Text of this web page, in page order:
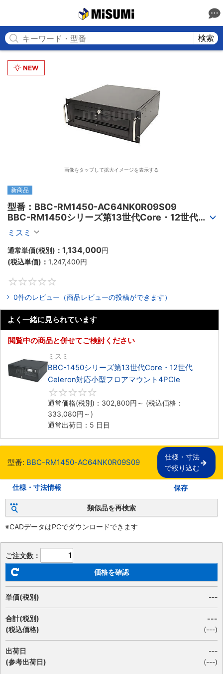
検索
画像をタップして拡大イメージを表示する
新商品
型番：BBC-RM1450-AC64NK0R09S09
BBC-RM1450シリーズ第13世代Core・12世代
Celeron対応ラックマウント4PCIe
ミスミ
通常単価(税別)： 1,134,000円
(税込単価)： 1,247,400円
0件のレビュー（商品レビューの投稿ができます）
よく一緒に見られています
閲覧中の商品と併せてご検討ください
ミスミ
BBC-1450シリーズ第13世代Core・12世代
Celeron対応小型フロアマウント4PCIe
通常価格(税別)： 302,800円 ～ (税込価格：
333,080円 ～)
通常出荷日：5 日目
型番: BBC-RM1450-AC64NK0R09S09
仕様・寸法
で絞り込む
仕様・寸法情報 保存
類似品を再検索
※CADデータはPCでダウンロードできます
ご注文数：
価格を確認
単価(税別) ---
合計(税別)
(税込価格)
---
(---)
出荷日
(参考出荷日)
---
(---)